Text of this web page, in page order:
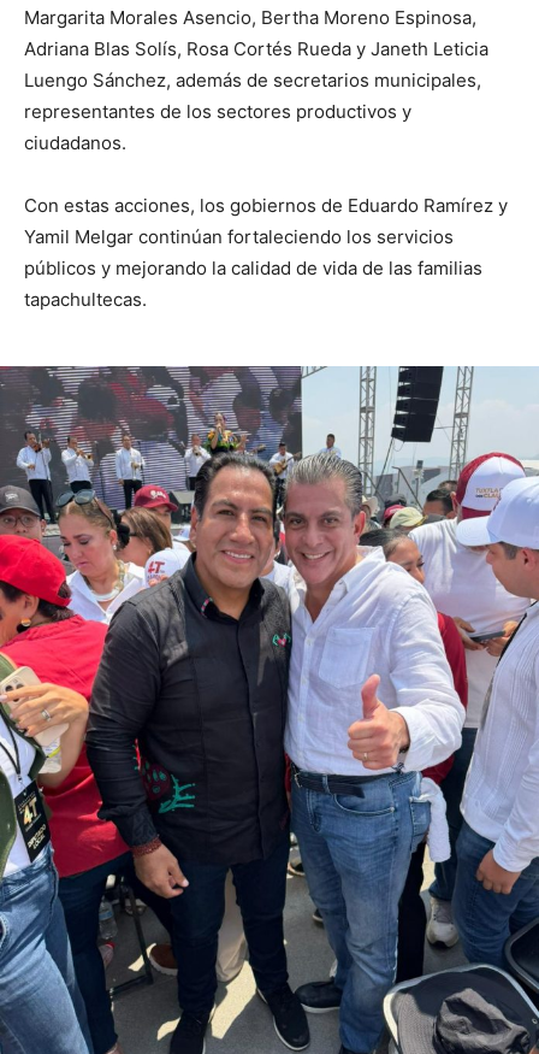
Margarita Morales Asencio, Bertha Moreno Espinosa,
Adriana Blas Solís, Rosa Cortés Rueda y Janeth Leticia
Luengo Sánchez, además de secretarios municipales,
representantes de los sectores productivos y
ciudadanos.
Con estas acciones, los gobiernos de Eduardo Ramírez y
Yamil Melgar continúan fortaleciendo los servicios
públicos y mejorando la calidad de vida de las familias
tapachultecas.